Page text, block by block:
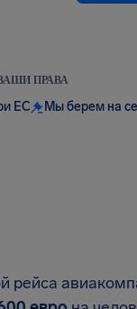
ПРАВА
ЕС Мы берем на
рейса